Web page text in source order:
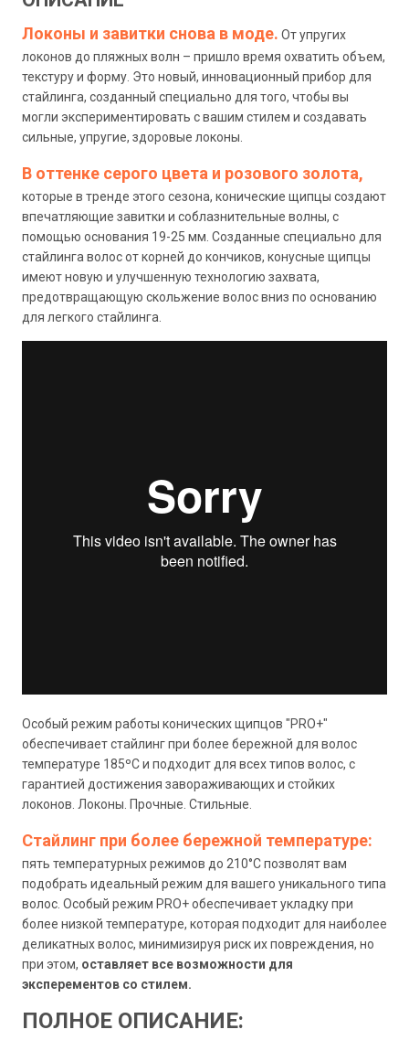
Локоны и завитки снова в моде. От упругих
локонов до пляжных волн – пришло время охватить объем,
текстуру и форму. Это новый, инновационный прибор для
стайлинга, созданный специально для того, чтобы вы
могли экспериментировать с вашим стилем и создавать
сильные, упругие, здоровые локоны.
В оттенке серого цвета и розового золота,
которые в тренде этого сезона, конические щипцы создают
впечатляющие завитки и соблазнительные волны, с
помощью основания 19-25 мм. Созданные специально для
стайлинга волос от корней до кончиков, конусные щипцы
имеют новую и улучшенную технологию захвата,
предотвращающую скольжение волос вниз по основанию
для легкого стайлинга.
Особый режим работы конических щипцов "PRO+"
обеспечивает стайлинг при более бережной для волос
температуре 185ºC и подходит для всех типов волос, с
гарантией достижения завораживающих и стойких
локонов. Локоны. Прочные. Стильные.
Стайлинг при более бережной температуре:
пять температурных режимов до 210°C позволят вам
подобрать идеальный режим для вашего уникального типа
волос. Особый режим PRO+ обеспечивает укладку при
более низкой температуре, которая подходит для наиболее
деликатных волос, минимизируя риск их повреждения, но
при этом, оставляет все возможности для
эксперементов со стилем.
ПОЛНОЕ ОПИСАНИЕ: